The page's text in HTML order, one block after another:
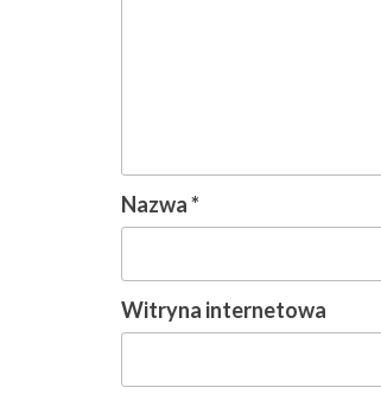
Nazwa*
Witryna internetowa